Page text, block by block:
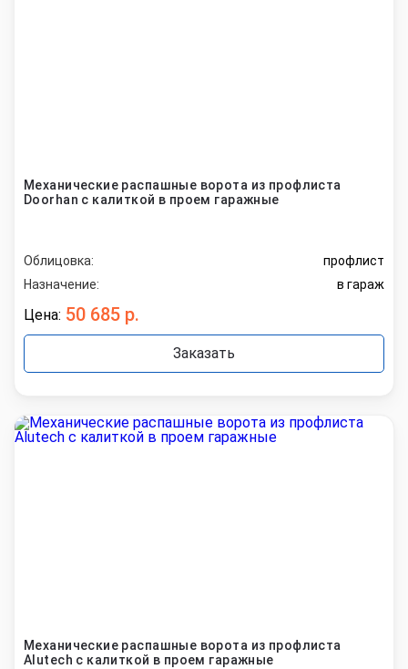
Механические распашные ворота из профлиста
Doorhan с калиткой в проем гаражные
Облицовка:
профлист
Назначение:
в гараж
Цена: 50 685 р.
Заказать
Механические распашные ворота из профлиста
Alutech с калиткой в проем гаражные